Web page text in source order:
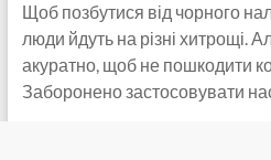
Щоб позбутися від чорного
люди йдуть на різні хитрощі.
акуратно, щоб не пошкодити
Заборонено застосовувати